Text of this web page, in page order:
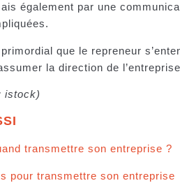
également par une
que le repreneur
la direction de
istock)
transmettre son entreprise ?
pour transmettre son entreprise